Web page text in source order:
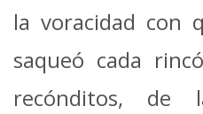
la voracidad con
saqueó cada
recónditos, de